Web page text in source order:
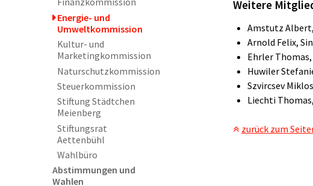
Energie- und
Umweltkommission
Kultur- und
Marketingkommission
Naturschutzkommission
Steuerkommission
Stiftung Städtchen
Meienberg
Stiftungsrat
Aettenbühl
Wahlbüro
Abstimmungen und
Wahlen
Weitere
Amstutz
Arnold Felix,
Ehrler
Huwiler
Szvircsev
Liechti
zurück zum